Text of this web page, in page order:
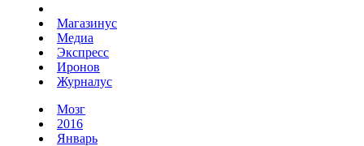
Магазинус
Медиа
Экспресс
Иронов
Журналус
Мозг
2016
Январь